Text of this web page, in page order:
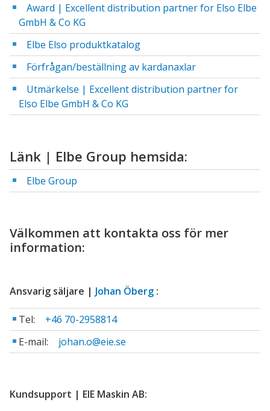
Award | Excellent distribution partner for Elso Elbe
GmbH & Co KG
Elbe Elso produktkatalog
Förfrågan/beställning av kardanaxlar
Utmärkelse | Excellent distribution partner for
Elso Elbe GmbH & Co KG
Länk | Elbe Group hemsida:
Elbe Group
Välkommen att kontakta oss för mer
information:
Ansvarig säljare | Johan Öberg :
Tel:
+46 70-2958814
E-mail:
johan.o@eie.se
Kundsupport | EIE Maskin AB: